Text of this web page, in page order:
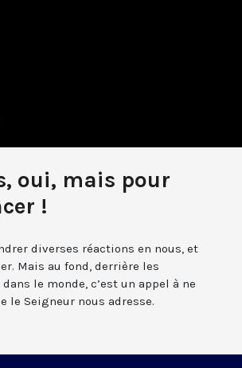
oui, mais pour
!
diverses réactions en nous, et
Mais au fond, derrière les
le monde, c’est un appel à ne
le Seigneur nous adresse.